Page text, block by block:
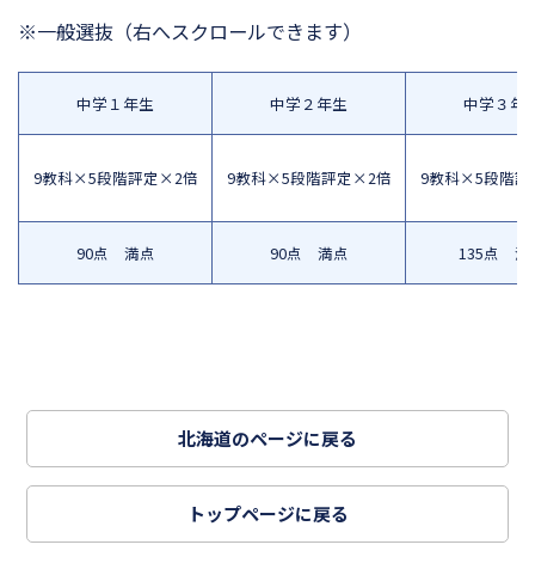
※一般選抜 （右へスクロールできます）
中学１年生
9教科×5段階評定×2倍
90点 満点
中学２年生
9教科×5段階評定×2倍
90点 満点
中学３年
9教科×5段階
135点 満
北海道のページに戻る
トップページに戻る